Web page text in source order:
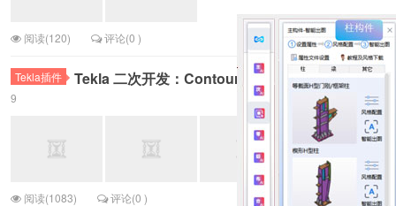
阅读(120) 评论(0 )
Tekla插件 Tekla 二次开发：ContourPlate API 完全解析
9
阅读(1083) 评论(0 )